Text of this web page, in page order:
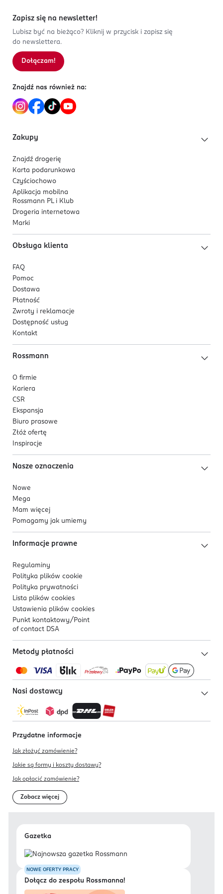
Kremowa konsystencja zapewnia płynną,
bezproblemową aplikację oraz łatwe rozcieranie.
komfort noszenia przez cały dzień.
2
1
0%
Sortowanie wg
Zapisz się na newsletter!
Lubisz być na bieżąco? Kliknij w przycisk i zapisz się
do newslettera.
Dołączam!
Znajdź nas również na:
Zakupy
Znajdź drogerię
Karta podarunkowa
Czyściochowo
Aplikacja mobilna
Rossmann PL i Klub
Drogeria internetowa
Marki
Obsługa klienta
FAQ
Pomoc
Dostawa
Płatność
Zwroty i reklamacje
Dostępność usług
Kontakt
Rossmann
O firmie
Kariera
CSR
Ekspansja
Biuro prasowe
Złóż ofertę
Inspiracje
Nasze oznaczenia
Nowe
Mega
Mam więcej
Pomagamy jak umiemy
Informacje prawne
Regulaminy
Polityka plików cookie
Polityka prywatności
Lista plików cookies
Ustawienia plików cookies
Punkt kontaktowy/ Point
of contact DSA
Metody płatności
Nasi dostawcy
Przydatne informacje
Jak złożyć zamówienie?
Jakie są formy i koszty dostawy?
Jak opłacić zamówienie?
Zobacz więcej
Gazetka
NOWE OFERTY PRACY
Dołącz do zespołu Rossmanna!